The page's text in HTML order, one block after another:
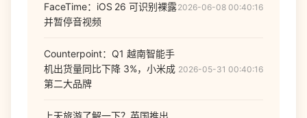
FaceTime：iOS 26 可识别裸露
并暂停音视频
2026-06-08 00:40:16
Counterpoint：Q1 越南智能手
机出货量同比下降 3%，小米成
第二大品牌
2026-05-31 00:40:16
上天旅游了解一下？英国推出